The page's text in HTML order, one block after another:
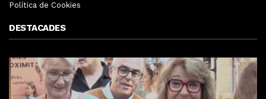
Política de Cookies
DESTACADES